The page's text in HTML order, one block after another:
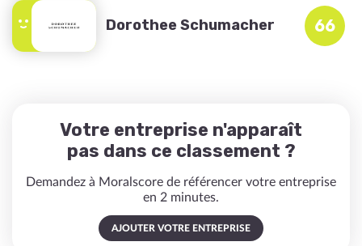
Dorothee Schumacher 66
Votre entreprise n'apparaît
pas dans ce classement ?
Demandez à Moralscore de référencer votre entreprise
en 2 minutes.
AJOUTER VOTRE ENTREPRISE